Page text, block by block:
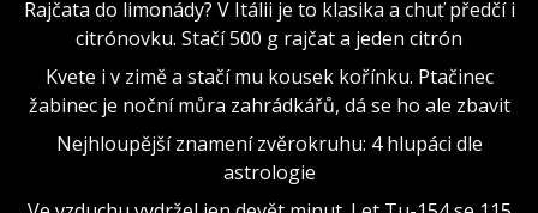
Rajčata do limonády? V Itálii je to klasika a chuť předčí i
citrónovku. Stačí 500 g rajčat a jeden citrón
Kvete i v zimě a stačí mu kousek kořínku. Ptačinec
žabinec je noční můra zahrádkářů, dá se ho ale zbavit
Nejhloupější znamení zvěrokruhu: 4 hlupáci dle
astrologie